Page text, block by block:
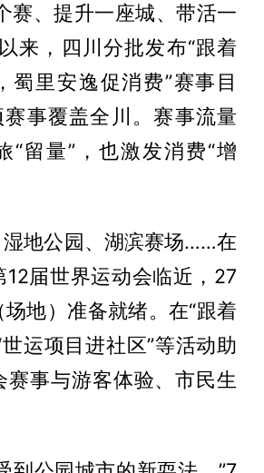
赛、提升一座城、带活一
来，四川分批发布“跟着
蜀里安逸促消费”赛事目
事覆盖全川。赛事流量
“留量”，也激发消费“增
湿地公园、湖滨赛场……在
12届世界运动会临近，27
地）准备就绪。在“跟着
运项目进社区”等活动助
赛事与游客体验、市民生